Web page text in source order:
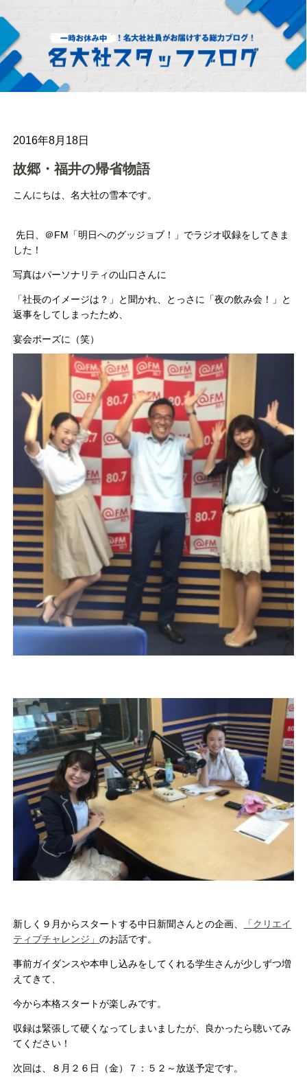
2016年8月18日
故郷・福井の帰省物語
こんにちは、名大社の雪本です。
先日、＠FM 「明日へのグッジョブ！」でラジオ収録をしてきま
した！
写真はパーソナリティの山口さんに
「社長のイメージは？」と聞かれ、とっさに「夜の飲み会！」と
返事をしてしまったため、
宴会ポーズに（笑）
新しく９月からスタートする中日新聞さんとの企画、
「クリエイ
ティブチャレンジ」のお話です。
事前ガイダンスや本申し込みをしてくれる学生さんが少しずつ増
えてきて、
今から本格スタートが楽しみです。
収録は緊張して硬くなってしまいましたが、良かったら聴いてみ
てください！
次回は、８月２６日（金）７：５２～放送予定です。